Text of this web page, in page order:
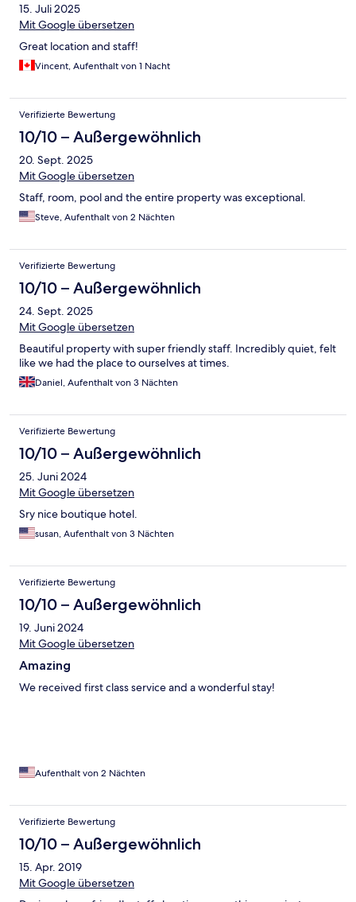
15. Juli 2025
Mit Google übersetzen
Great location and staff!
Vincent, Aufenthalt von 1 Nacht
Verifizierte Bewertung
10/10 – Außergewöhnlich
20. Sept. 2025
Mit Google übersetzen
Staff, room, pool and the entire property was exceptional.
Steve, Aufenthalt von 2 Nächten
Verifizierte Bewertung
10/10 – Außergewöhnlich
24. Sept. 2025
Mit Google übersetzen
Beautiful property with super friendly staff. Incredibly quiet, felt
like we had the place to ourselves at times.
Daniel, Aufenthalt von 3 Nächten
Verifizierte Bewertung
10/10 – Außergewöhnlich
25. Juni 2024
Mit Google übersetzen
Sry nice boutique hotel.
susan, Aufenthalt von 3 Nächten
Verifizierte Bewertung
10/10 – Außergewöhnlich
19. Juni 2024
Mit Google übersetzen
Amazing
We received first class service and a wonderful stay!
Aufenthalt von 2 Nächten
Verifizierte Bewertung
10/10 – Außergewöhnlich
15. Apr. 2019
Mit Google übersetzen